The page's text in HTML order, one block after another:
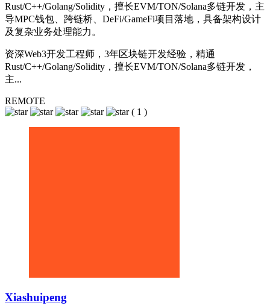
Rust/C++/Golang/Solidity，擅长EVM/TON/Solana多链开发，主
导MPC钱包、跨链桥、DeFi/GameFi项目落地，具备架构设计
及复杂业务处理能力。
资深Web3开发工程师，3年区块链开发经验，精通
Rust/C++/Golang/Solidity，擅长EVM/TON/Solana多链开发，
主...
REMOTE
( 1 )
Xiashuipeng